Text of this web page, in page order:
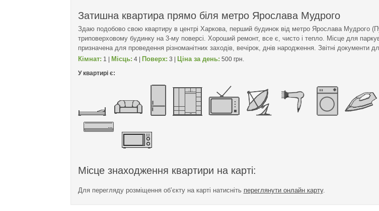
Затишна квартира прямо біля метро Ярослава Мудрого
Здаю подобово свою квартиру в центрі Харкова, перший будинок від метро Ярослава Мудрого
триповерховому будинку на 3-му поверсі. Хороший ремонт, все є, чисто і тепло. Місце для
призначена для проведення різноманітних заходів, вечірок, днів народження. Звітні документи
Кімнат: 1 | Місць: 4 | Поверх: 3 | Ціна за день: 500 грн.
У квартирі є:
Місце знаходження квартири на карті:
Для перегляду розміщення об’єкту на карті натисніть переглянути онлайн карту.